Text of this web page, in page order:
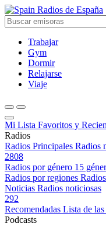
Radios de España
Trabajar
Gym
Dormir
Relajarse
Viaje
Mi Lista Favoritos y
Radios
Radios Principales Radios
2808
Radios por género 15
Radios por regiones
Noticias Radios noticiosas
292
Recomendadas Lista de
Podcasts